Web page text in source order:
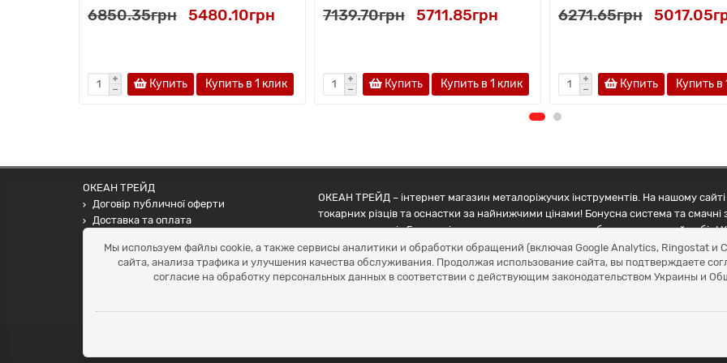
6850.35грн 5480.10грн
Купить Купить в 1 клик
7139.70грн 5711.85грн
Купить Купить в 1 клик
6271.65грн
Купить Купить в
ОКЕАН ТРЕЙД
Договір публичної оферти
Доставка та оплата
Умови повернення
+38 (099) 452-20-02
ОКЕАН ТРЕЙД – інтернет магазин металоріжучих інструментів. На нашому
токарних різців та оснастки за найнижчими цінами! Бонусна система та
наших партнерів Грамотні менеджери допоможуть зробити правильний вибір!
Мы используем файлы cookie, а также сервисы аналитики и обработки обращений (включая Google Analytics, Ringostat и
сайта, анализа трафика и улучшения качества обслуживания. Продолжая использование сайта, вы подтверждаете
согласие на обработку персональных данных в соответствии с действующим законодательством Украины и